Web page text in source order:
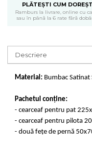
Set Lenjerie + Draperii
PLĂTEȘTI CUM
Ramburs la livrare, online cu
sau în până la 6 rate fără
Descriere
Material: Bumbac
Pachetul conține:
- cearceaf pentru pat
- cearceaf pentru pilota
- două fețe de pernă